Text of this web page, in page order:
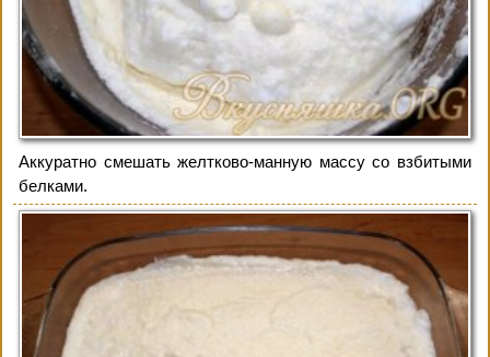
Аккуратно смешать желтково-манную массу со взбитыми
белками.